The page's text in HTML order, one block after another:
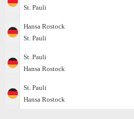
St. Pauli
Hansa Rostock
St. Pauli
St. Pauli
Hansa Rostock
St. Pauli
Hansa Rostock